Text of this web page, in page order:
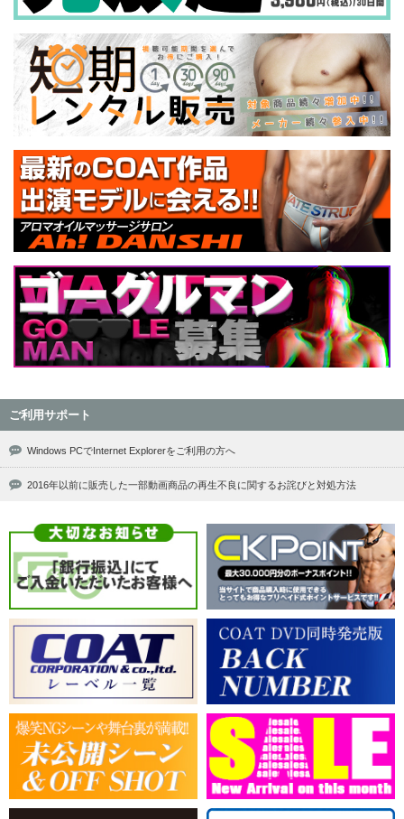
ご利用サポート
Windows PCでInternet Explorerをご利用の方へ
2016年以前に販売した一部動画商品の再生不良に関するお詫びと対処方法